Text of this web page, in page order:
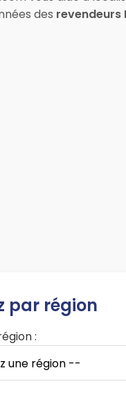
des revendeurs
par région
: